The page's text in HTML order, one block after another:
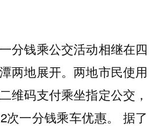
分钱乘公交活动相继在四
两地展开。两地市民使用
维码支付乘坐指定公交，
次一分钱乘车优惠。 据了